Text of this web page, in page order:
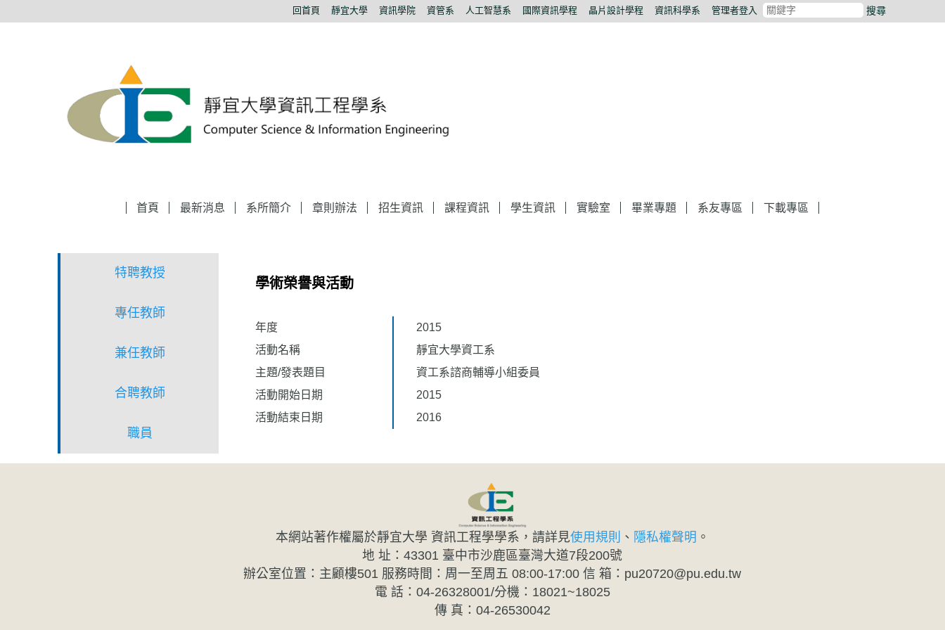
到
回首頁 靜宜大學 資訊學院 資管系 人工智慧系 國際資訊學程 晶片設計學程 資訊科學系 管理者登入 搜尋
首頁 最新消息 系所簡介 章則辦法 招生資訊 課程資訊 學生資訊 實驗室 畢業專題 系友專區 下載專區
特聘教授
專任教師
兼任教師
合聘教師
職員
學術榮譽與活動
年度
2015
活動名稱
靜宜大學資工系
主題/發表題目
資工系諮商輔導小組委員
活動開始日期
2015
活動結束日期
2016
本網站著作權屬於靜宜大學 資訊工程學學系，請詳見使用規則 、 隱私權聲明 。
地 址：43301 臺中市沙鹿區臺灣大道7段200號
辦公室位置：主顧樓501 服務時間：周一至周五 08:00-17:00 信 箱：pu20720@pu.edu.tw
電 話：04-26328001/分機：18021~18025
傳 真：04-26530042